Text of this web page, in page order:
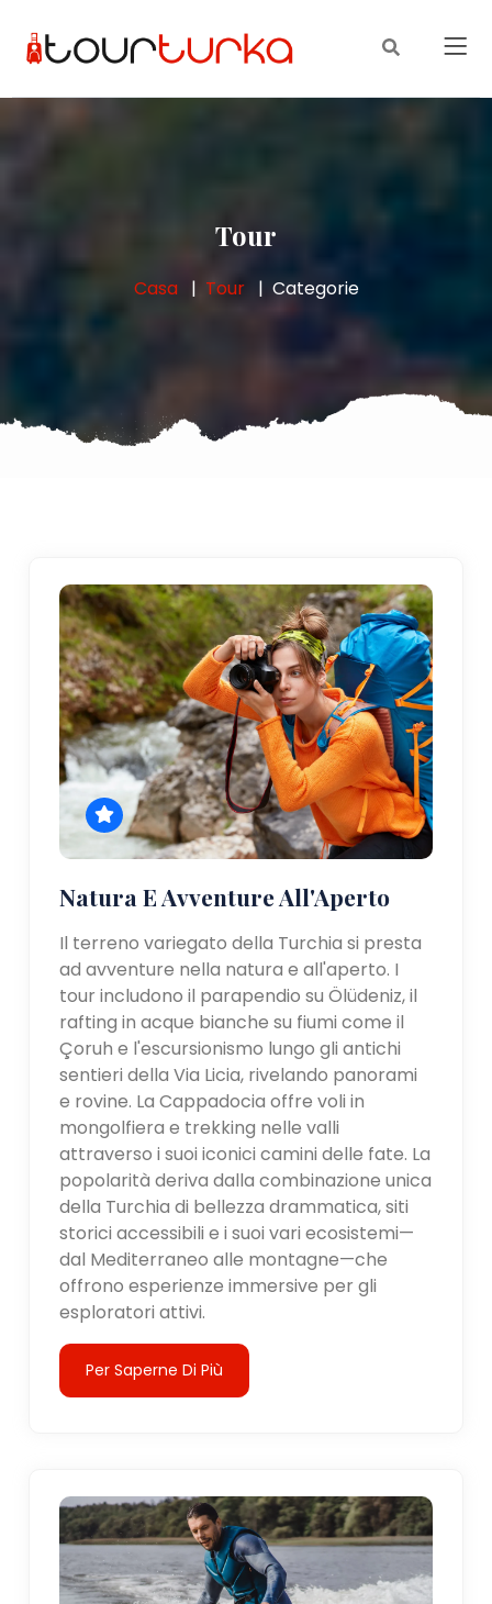
Tour
Casa Tour Categorie
Natura E Avventure All'Aperto
Il terreno variegato della Turchia si presta
ad avventure nella natura e all'aperto. I
tour includono il parapendio su Ölüdeniz, il
rafting in acque bianche su fiumi come il
Çoruh e l'escursionismo lungo gli antichi
sentieri della Via Licia, rivelando panorami
e rovine. La Cappadocia offre voli in
mongolfiera e trekking nelle valli
attraverso i suoi iconici camini delle fate. La
popolarità deriva dalla combinazione unica
della Turchia di bellezza drammatica, siti
storici accessibili e i suoi vari ecosistemi—
dal Mediterraneo alle montagne—che
offrono esperienze immersive per gli
esploratori attivi.
Per Saperne Di Più